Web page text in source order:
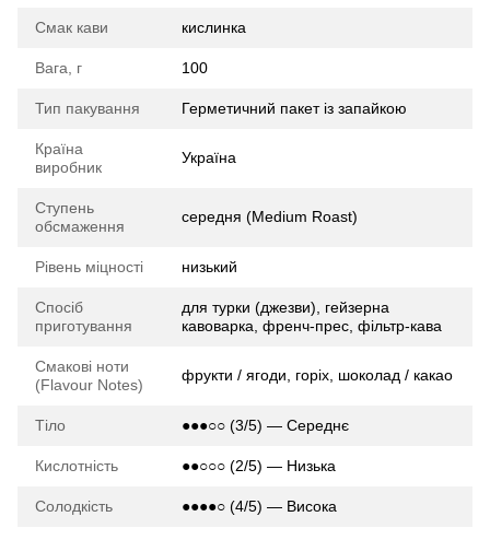
Смак кави кислинка
Вага, г 100
Тип пакування Герметичний пакет із запайкою
Країна
виробник
Україна
Ступень
обсмаження
середня (Medium Roast)
Рівень міцності низький
Спосіб
приготування
для турки (джезви), гейзерна
кавоварка, френч-прес, фільтр-кава
Смакові ноти
(Flavour Notes)
фрукти / ягоди, горіх, шоколад / какао
Тіло ●●●○○ (3/5) — Середнє
Кислотність ●●○○○ (2/5) — Низька
Солодкість ●●●●○ (4/5) — Висока